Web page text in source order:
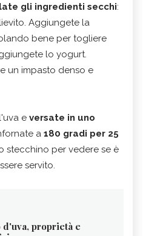
gli ingredienti secchi:
Aggiungete la
bene per togliere
lo yogurt.
un impasto denso e
e versate in uno
a 180 gradi per 25
stecchino per vedere se è
servito.
d'uva, proprietà e